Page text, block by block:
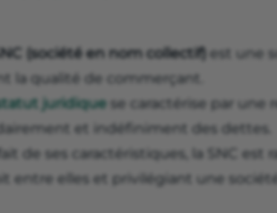
(société en nom collectif) est une
la qualité de commerçant.
juridique se caractérise par une
et indéfiniment des dettes.
de ses caractéristiques, la SNC est
entre elles et privilégiant une